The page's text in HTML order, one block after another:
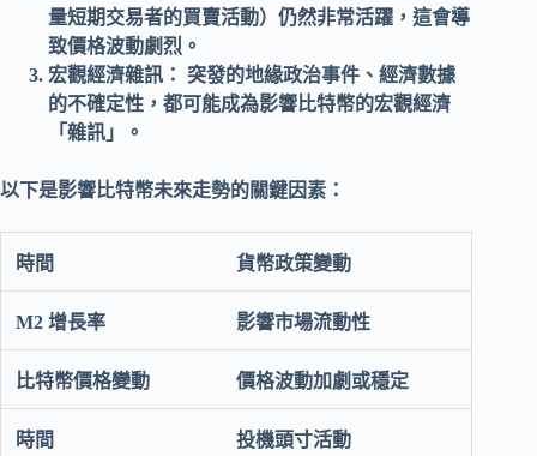
量短期交易者的買賣活動）仍然非常活躍，這會導
致價格波動劇烈。
宏觀經濟雜訊：
突發的地緣政治事件、經濟數據
的不確定性，都可能成為影響 比特幣的宏觀經濟
「雜訊」。
以下是影響比特幣未來走勢的關鍵因素：
貨幣政策變動
影響市場流動性
價格波動加劇或穩定
投機頭寸活動